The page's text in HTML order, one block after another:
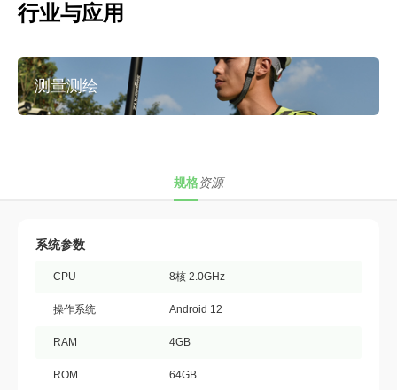
行业与应用
测量测绘
规格资源
系统参数
CPU 8核 2.0GHz
操作系统 Android 12
RAM 4GB
ROM 64GB